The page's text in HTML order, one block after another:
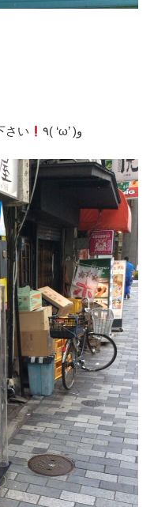
さい ٩( ‘ω’ )و